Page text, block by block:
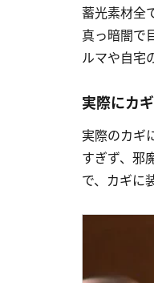
蓄光素材全
真っ暗闇で
ルマや自宅
実際にカ
実際のカギ
すぎず、邪
で、カギに